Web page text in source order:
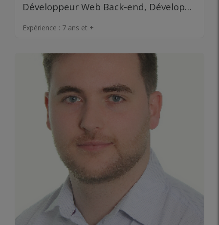
Développeur Web Back-end, Développeur Web Front-end, Développeur Mobile, Développeur fullstack
Expérience : 7 ans et +